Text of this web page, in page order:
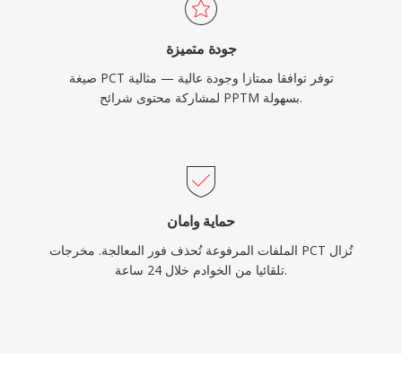
جودة متميزة
صيغة PCT توفر توافقا ممتازا وجودة عالية — مثالية
لمشاركة محتوى شرائح PPTM بسهولة.
حماية وامان
الملفات المرفوعة تُحذف فور المعالجة. مخرجات PCT تُزال
تلقائيا من الخوادم خلال 24 ساعة.